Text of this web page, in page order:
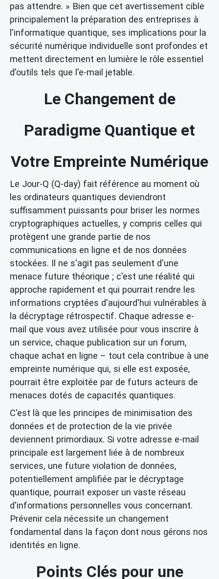
pas attendre. » Bien que cet avertissement cible
principalement la préparation des entreprises à
l'informatique quantique, ses implications pour la
sécurité numérique individuelle sont profondes et
mettent directement en lumière le rôle essentiel
d'outils tels que l'e-mail jetable.
Le Changement de
Paradigme Quantique et
Votre Empreinte Numérique
Le Jour-Q (Q-day) fait référence au moment où
les ordinateurs quantiques deviendront
suffisamment puissants pour briser les normes
cryptographiques actuelles, y compris celles qui
protègent une grande partie de nos
communications en ligne et de nos données
stockées. Il ne s'agit pas seulement d'une
menace future théorique ; c'est une réalité qui
approche rapidement et qui pourrait rendre les
informations cryptées d'aujourd'hui vulnérables à
la décryptage rétrospectif. Chaque adresse e-
mail que vous avez utilisée pour vous inscrire à
un service, chaque publication sur un forum,
chaque achat en ligne – tout cela contribue à une
empreinte numérique qui, si elle est exposée,
pourrait être exploitée par de futurs acteurs de
menaces dotés de capacités quantiques.
C'est là que les principes de minimisation des
données et de protection de la vie privée
deviennent primordiaux. Si votre adresse e-mail
principale est largement liée à de nombreux
services, une future violation de données,
potentiellement amplifiée par le décryptage
quantique, pourrait exposer un vaste réseau
d'informations personnelles vous concernant.
Prévenir cela nécessite un changement
fondamental dans la façon dont nous gérons nos
identités en ligne.
Points Clés pour une